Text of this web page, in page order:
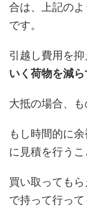
合は、上記の
です。
引越し費用を
いく荷物を減ら
大抵の場合、も
もし時間的に
に見積を行うこ
買い取っても
で持って行っ